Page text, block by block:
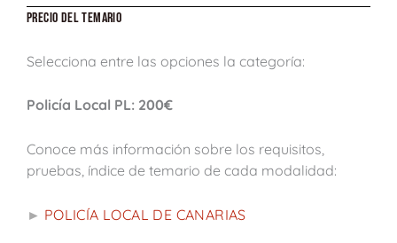
PRECIO DEL TEMARIO
Selecciona entre las opciones la categoría:
Policía Local PL: 200€
Conoce más información sobre los requisitos,
pruebas, índice de temario de cada modalidad:
► POLICÍA LOCAL DE CANARIAS